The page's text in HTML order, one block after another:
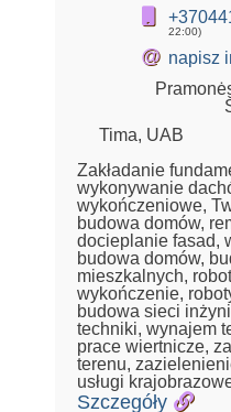
22:00)
@ napisz
Tima, UAB
Zakładanie
wykonywanie
wykończeniowe,
budowa domów,
docieplanie fasad,
budowa domów,
mieszkalnych,
wykończenie,
budowa sieci
techniki, wynajem
prace wiertnicze,
terenu,
usługi
Szczegóły